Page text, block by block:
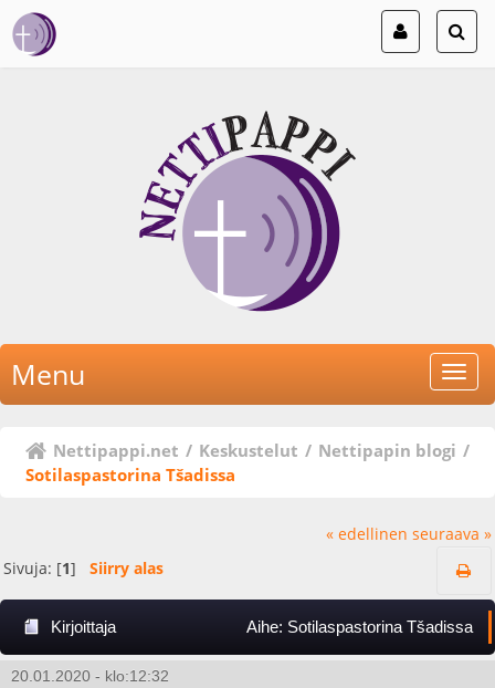
Menu
Nettipappi.net / Keskustelut / Nettipapin blogi /
Sotilaspastorina Tšadissa
« edellinen seuraava »
Sivuja: [1] Siirry alas
Kirjoittaja
Aihe: Sotilaspastorina Tšadissa
(Luettu 6722 kertaa)
20.01.2020 - klo:12:32